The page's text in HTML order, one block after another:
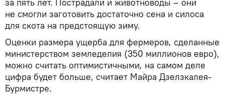
за пять лет. Пострадали и животноводы – они
не смогли заготовить достаточно сена и силоса
для скота на предстоящую зиму.
Оценки размера ущерба для фермеров, сделанные
министерством земледелия (350 миллионов евро),
можно считать оптимистичными, на самом деле
цифра будет больше, считает Майра Дзелзкалея-
Бурмистре.